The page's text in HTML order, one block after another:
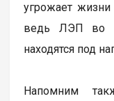
угрожает
ведь ЛЭП во
находятся под
Напомним